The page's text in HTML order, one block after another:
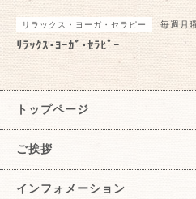
リラックス・ヨーガ・セラピー 毎週月
ﾘﾗｯｸｽ･ﾖｰｶﾞ･ｾﾗﾋﾟｰ
トップページ
ご挨拶
インフォメーション